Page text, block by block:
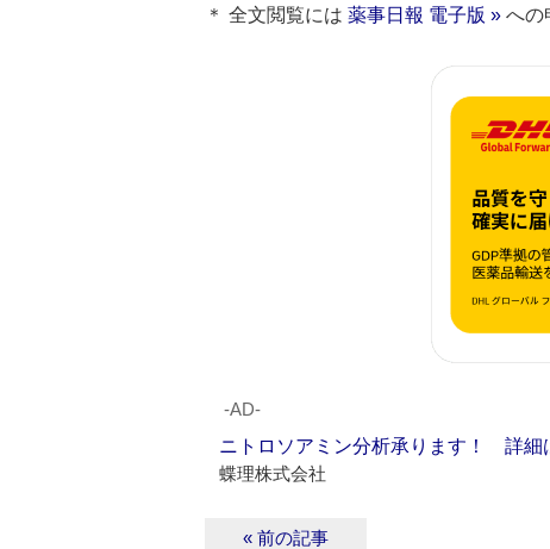
＊ 全文閲覧には 薬事日報 電子版 » への
‐AD‐
ニトロソアミン分析承ります！ 詳細
蝶理株式会社
« 前の記事